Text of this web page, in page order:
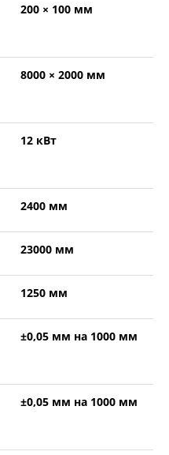
200 × 100 мм
8000 × 2000 мм
12 кВт
2400 мм
23000 мм
1250 мм
±0,05 мм на 1000 мм
±0,05 мм на 1000 мм